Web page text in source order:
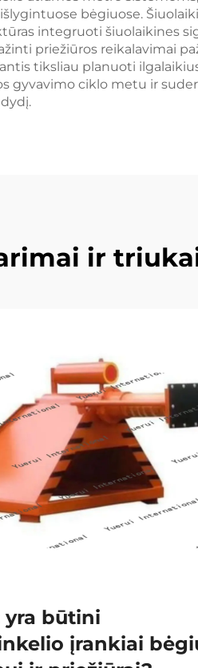
bėgiuose.
integruoti šiuolaikines
priežiūros reikalavimai
tiksliau planuoti
gyvavimo ciklo metu ir
ir
yra būtini
įrankiai